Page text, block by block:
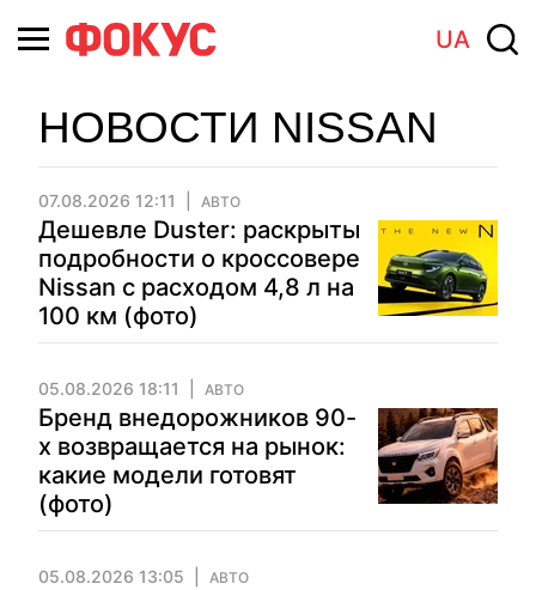
UA
НОВОСТИ NISSAN
07.08.2026 12:11 АВТО
Дешевле Duster: раскрыты
подробности о кроссовере
Nissan с расходом 4,8 л на
100 км (фото)
05.08.2026 18:11 АВТО
Бренд внедорожников 90-
х возвращается на рынок:
какие модели готовят
(фото)
05.08.2026 13:05 АВТО